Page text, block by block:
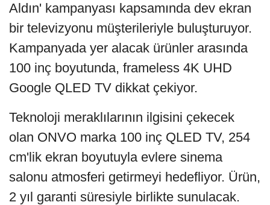
Aldın' kampanyası kapsamında dev ekran
bir televizyonu müşterileriyle buluşturuyor.
Kampanyada yer alacak ürünler arasında
100 inç boyutunda, frameless 4K UHD
Google QLED TV dikkat çekiyor.
Teknoloji meraklılarının ilgisini çekecek
olan ONVO marka 100 inç QLED TV, 254
cm'lik ekran boyutuyla evlere sinema
salonu atmosferi getirmeyi hedefliyor. Ürün,
2 yıl garanti süresiyle birlikte sunulacak.